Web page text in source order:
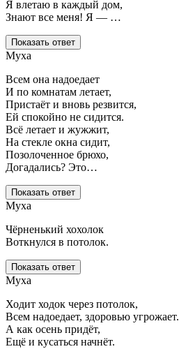
Я влетаю в каждый дом,
Знают все меня! Я — …
Показать ответ
Муха
Всем она надоедает
И по комнатам летает,
Пристаёт и вновь резвится,
Ей спокойно не сидится.
Всё летает и жужжит,
На стекле окна сидит,
Позолоченное брюхо,
Догадались? Это…
Показать ответ
Муха
Чёрненький хохолок
Воткнулся в потолок.
Показать ответ
Муха
Ходит ходок через потолок,
Всем надоедает, здоровью угрожает.
А как осень придёт,
Ещё и кусаться начнёт.